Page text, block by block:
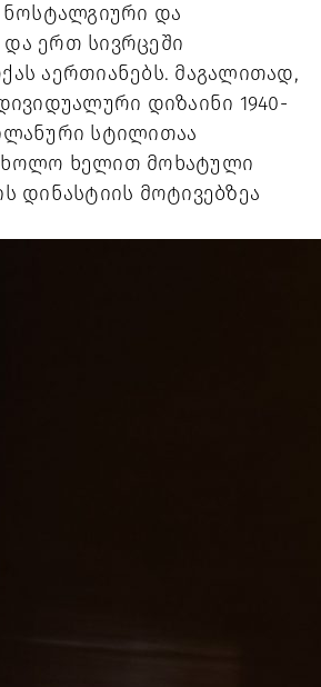
და
ერთ სივრცეში
აერთიანებს. მაგალითად,
დიზაინი 1940-
სტილითაა
ხოლო ხელით მოხატული
დინასტიის მოტივებზეა